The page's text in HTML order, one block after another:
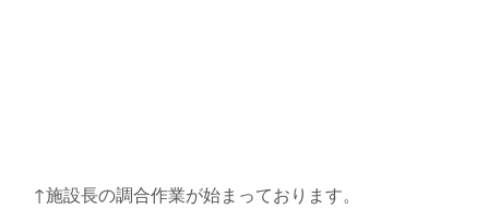
↑施設長の調合作業が始まっております。